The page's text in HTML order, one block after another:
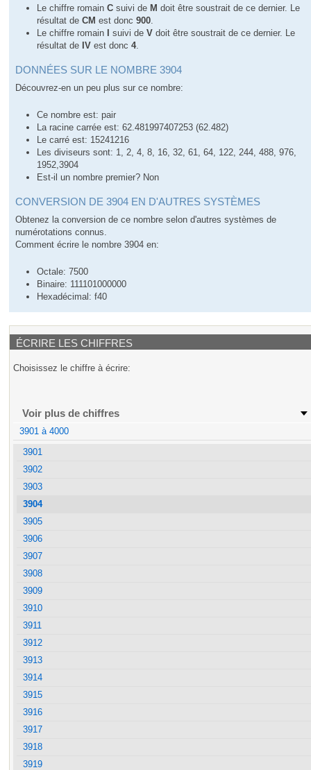
Le chiffre romainC suivi de M doit être soustrait de ce dernier. Le
résultat deCM est donc900
Le chiffre romain I suivi deV doit être soustrait de ce dernier. Le
résultat de IV est donc4.
DONNÉES SUR LE NOMBRE 3904
Découvrez-en un peu plus sur ce nombre:
Ce nombre est: pair
La racine carrée est: 62.481997407253 (62.482)
Le carré est: 15241216
Les diviseurs sont: 1, 2, 4, 8, 16, 32, 61, 64, 122, 244, 488, 976,
1952,3904
Est-il un nombre premier? Non
CONVERSION DE 3904 EN D'AUTRES SYSTÈMES
Obtenez la conversion de ce nombre selon d'autres systèmes de
numérotations connus.
Comment écrire le nombre 3904 en:
Octale: 7500
Binaire: 111101000000
Hexadécimal: f40
ÉCRIRE LES CHIFFRES
Choisissez le chiffre à écrire:
Voir plus de chiffres
3901 à 4000
3901
3902
3903
3904
3905
3906
3907
3908
3909
3910
3911
3912
3913
3914
3915
3916
3917
3918
3919